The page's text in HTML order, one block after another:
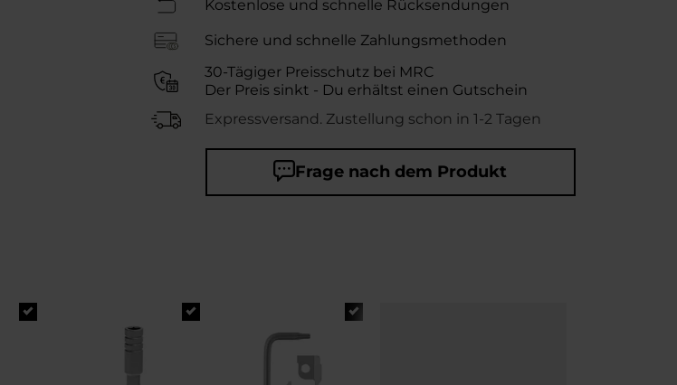
Kostenlose und schnelle Rücksendungen
Sichere und schnelle Zahlungsmethoden
30-Tägiger Preisschutz bei MRC
Der Preis sinkt - Du erhältst einen Gutschein
Expressversand. Zustellung schon in 1-2 Tagen
Frage nach dem Produkt